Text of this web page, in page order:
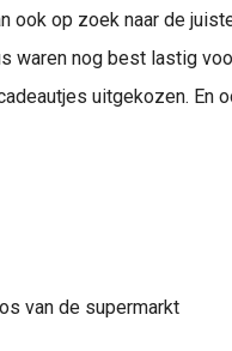
ook op zoek naar de
waren nog best lastig
uitgekozen. En
van de supermarkt